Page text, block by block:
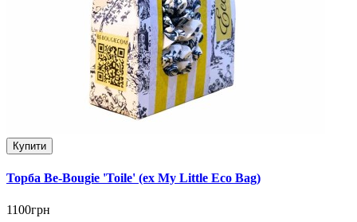
Купити
Торба Be-Bougie 'Toile' (ex My Little Eco Bag)
1100грн